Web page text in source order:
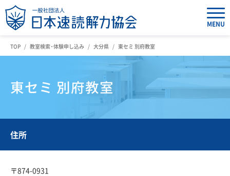
MENU
TOP 教室検索・体験申し込み 大分県 東セミ 別府教室
東セミ 別府教室
住所
〒874-0931